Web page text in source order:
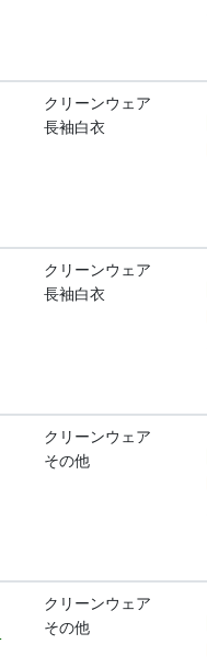
クリーンウェア
長袖白衣
クリーンウェア
長袖白衣
クリーンウェア
その他
クリーンウェア
その他